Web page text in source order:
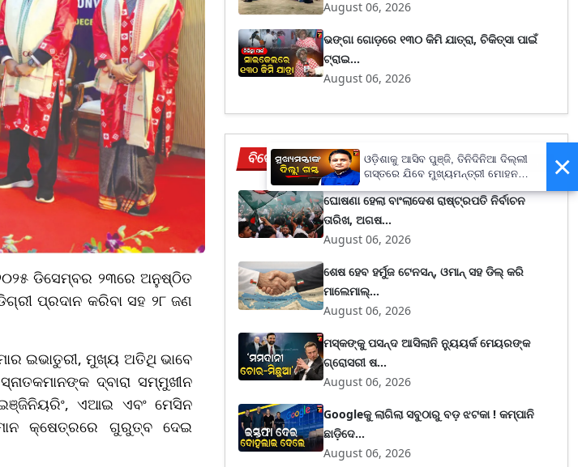
ଡିସେମ୍ବର ୨୩ରେ ଅନୁଷ୍ଠିତ
ପ୍ରଦାନ କରିବା ସହ ୨୮ ଜଣ
ଇଭାତୁରୀ, ମୁଖ୍ୟ ଅତିଥି ଭାବେ
ଦ୍ବାରା ସମ୍ମୁଖୀନ
ଏଆଇ ଏବଂ ମେସିନ
କ୍ଷେତ୍ରରେ ଗୁରୁତ୍ବ ଦେଇ
August 06, 2026
ଭଙ୍ଗା ଗୋଡ଼ରେ ୧୩୦ କିମି ଯାତ୍ରା, ଚିକିତ୍ସା ପାଇଁ
ଟ୍ରାଇ...
August 06, 2026
ବିଦେଶ View More
ଘୋଷଣା ହେଲା ବାଂଲାଦେଶ ରାଷ୍ଟ୍ରପତି ନିର୍ବାଚନ
ତାରିଖ, ଅଗଷ...
August 06, 2026
ଶେଷ ହେବ ହର୍ମୁଜ ଟେନସନ୍, ଓମାନ୍ ସହ ଡିଲ୍ କରି
ମାଲେମାଲ୍...
August 06, 2026
ମସ୍କଙ୍କୁ ପସନ୍ଦ ଆସିଲାନି ନ୍ୟୁୟର୍କ ମେୟରଙ୍କ
ଗ୍ରୋସରୀ ଷ...
August 06, 2026
Googleକୁ ଲାଗିଲା ସବୁଠାରୁ ବଡ଼ ଝଟକା ! କମ୍ପାନି
ଛାଡ଼ିଦେ...
August 06, 2026
×
ଓଡ଼ିଶାକୁ ଆସିବ ପୁଞ୍ଜି, ତିନିଦିନିଆ ଦିଲ୍ଲୀ
ଗସ୍ତରେ ଯିବେ ମୁଖ୍ୟମନ୍ତ୍ରୀ ମୋହନ
ମାଝୀ